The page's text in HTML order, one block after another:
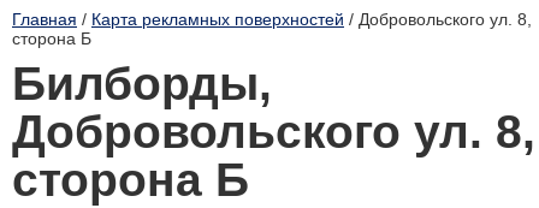
Главная / Карта рекламных поверхностей / Добровольского ул. 8,
cторона Б
Билборды,
Добровольского ул. 8,
cторона Б